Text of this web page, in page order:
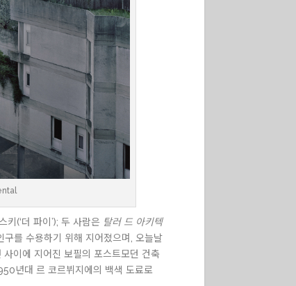
(‘더 파이’); 두 사람은 탈러 드 아키텍
를 수용하기 위해 지어졌으며, 오늘날
이에 지어진 보필의 포스트모던 건축
년대 르 코르뷔지에의 백색 도료로